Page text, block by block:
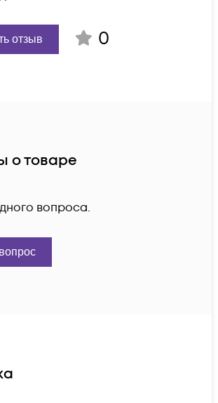
отзыв 0
о товаре
вопроса.